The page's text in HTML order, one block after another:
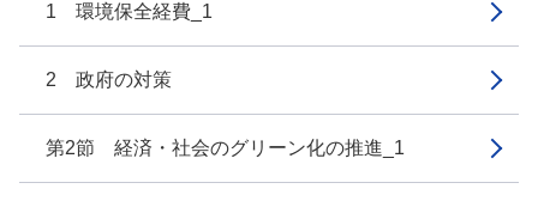
1 環境保全経費_1
2 政府の対策
第2節 経済・社会のグリーン化の推進_1